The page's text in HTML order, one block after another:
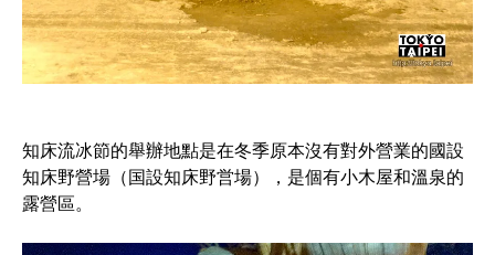
知床流冰節的舉辦地點是在冬季原本沒有對外營業的國設
知床野營場（国設知床野営場），是個有小木屋和溫泉的
露營區。